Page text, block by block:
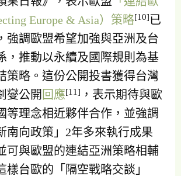
Europe & Asia）策略[10] 已
強調歐盟希望加強與亞洲及台
，推動以永續及國際規則為基
策略。這份公開投書獲得台灣
燮公開 回應[11] ，表示期待與歐
等理念相近夥伴合作，並強調
南向政策」2年多來執行成果
可與歐盟的連結亞洲策略相輔
樣台歐的「隔空戰略交談」